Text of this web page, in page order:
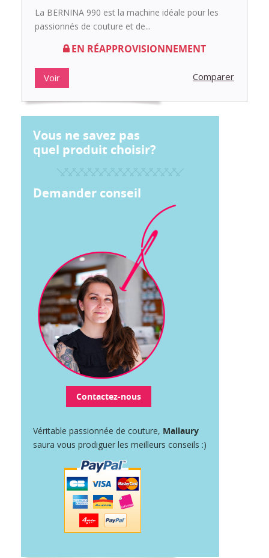
La BERNINA 990 est la machine idéale pour les
passionnés de couture et de...
EN RÉAPPROVISIONNEMENT
Voir Comparer
Vous ne savez pas
quel produit choisir?
Demander conseil
Contactez-nous
Véritable passionnée de couture, Mallaury
saura vous prodiguer les meilleurs conseils :)